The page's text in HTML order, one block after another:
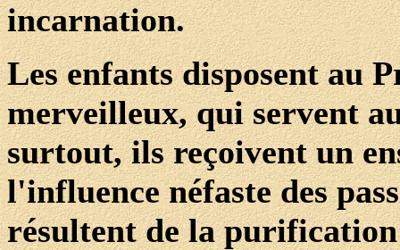
incarnation.
Les enfants disposent au
merveilleux, qui servent
surtout, ils reçoivent un
l'influence néfaste des
résultent de la purification